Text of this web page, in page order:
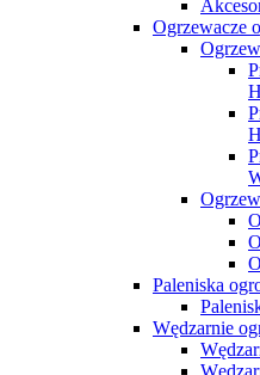
Ogrzewacze
Paleniska
Wędzarnie